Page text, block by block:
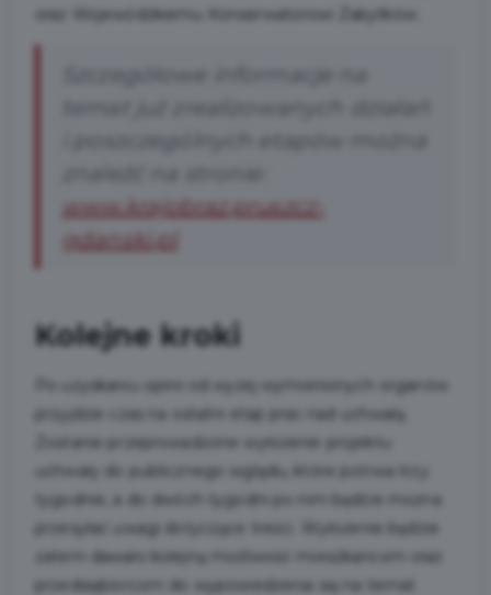
oraz Wojewódzkiemu Konserwatorowi Zabytków.
www.krajobraz.pruszcz-
gdanski.pl
Kolejne kroki
Po uzyskaniu opinii od wyżej wymienionych organów
przyjdzie czas na ostatni etap prac nad uchwałą.
Zostanie przeprowadzone wyłożenie projektu
uchwały do publicznego wglądu, które potrwa trzy
tygodnie, a do dwóch tygodni po nim będzie można
przesyłać uwagi dotyczące treści. Wyłożenie będzie
zatem dawało kolejną możliwość mieszkańcom oraz
przedsiębiorcom do wypowiedzenia się na temat